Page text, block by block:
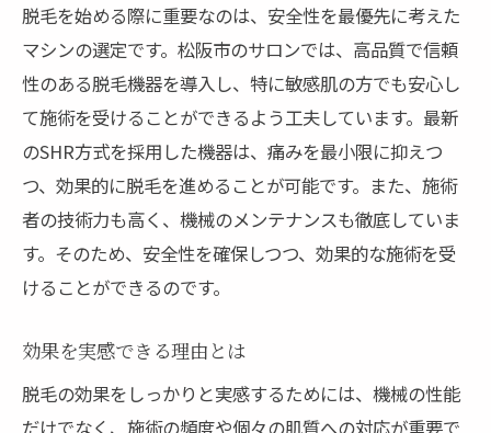
脱毛を始める際に重要なのは、安全性を最優先に考えた
マシンの選定です。松阪市のサロンでは、高品質で信頼
性のある脱毛機器を導入し、特に敏感肌の方でも安心し
て施術を受けることができるよう工夫しています。最新
のSHR方式を採用した機器は、痛みを最小限に抑えつ
つ、効果的に脱毛を進めることが可能です。また、施術
者の技術力も高く、機械のメンテナンスも徹底していま
す。そのため、安全性を確保しつつ、効果的な施術を受
けることができるのです。
効果を実感できる理由とは
脱毛の効果をしっかりと実感するためには、機械の性能
だけでなく、施術の頻度や個々の肌質への対応が重要で